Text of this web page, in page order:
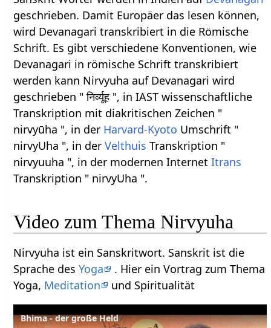
geschrieben. Damit Europäer das lesen können,
wird Devanagari transkribiert in die Römische
Schrift. Es gibt verschiedene Konventionen, wie
Devanagari in römische Schrift transkribiert
werden kann Nirvyuha auf Devanagari wird
geschrieben " निर्व्यूह ", in IAST wissenschaftliche
Transkription mit diakritischen Zeichen "
nirvyūha ", in der Harvard-Kyoto Umschrift "
nirvyUha ", in derVelthuis Transkription "
nirvyuuha ", in der modernen InternetItrans
Transkription " nirvyUha ".
Video zum Thema Nirvyuha
Nirvyuha ist ein Sanskritwort. Sanskrit ist die
Sprache desYoga
. Hier ein Vortrag zum Thema
Yoga, Meditation und Spiritualität
Bhima - der große Held